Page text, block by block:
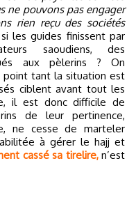
ne pouvons pas engager
rien reçu des sociétés
les guides finissent par
saoudiens, des
aux pèlerins ? On
point tant la situation est
ciblent avant tout les
il est donc difficile de
de leur pertinence,
ne cesse de marteler
à gérer le hajj et
cassé sa tirelire,n’est